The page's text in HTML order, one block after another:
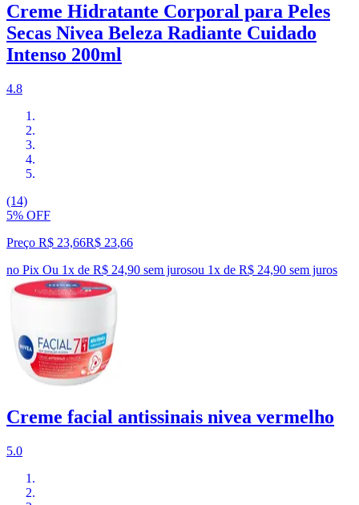
Creme Hidratante Corporal para Peles
Secas Nivea Beleza Radiante Cuidado
Intenso 200ml
4.8
(14)
5% OFF
Preço R$ 23,66R$ 23,66
no Pix Ou 1x de R$ 24,90 sem jurosou 1x de R$ 24,90 sem juros
Creme facial antissinais nivea vermelho
5.0